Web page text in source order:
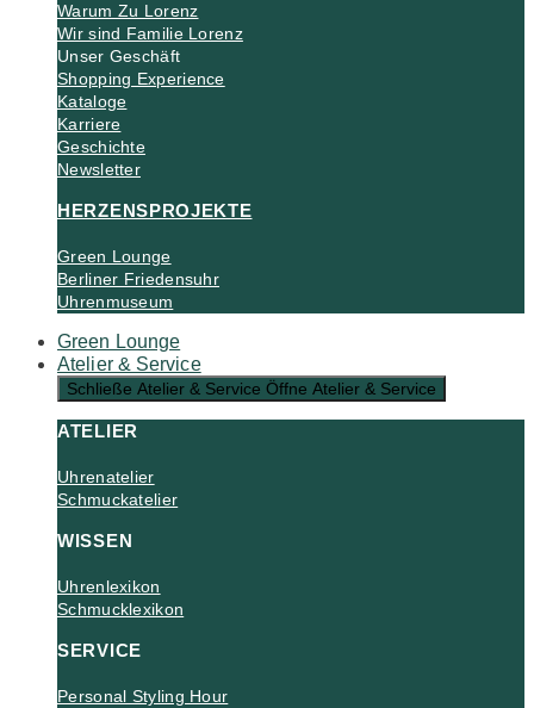
Warum Zu Lorenz
Wir sind Familie Lorenz
Unser Geschäft
Shopping Experience
Kataloge
Karriere
Geschichte
Newsletter
HERZENSPROJEKTE
Green Lounge
Berliner Friedensuhr
Uhrenmuseum
Green Lounge
Atelier & Service
Schließe Atelier & Service Öffne Atelier & Service
ATELIER
Uhrenatelier
Schmuckatelier
WISSEN
Uhrenlexikon
Schmucklexikon
SERVICE
Personal Styling Hour